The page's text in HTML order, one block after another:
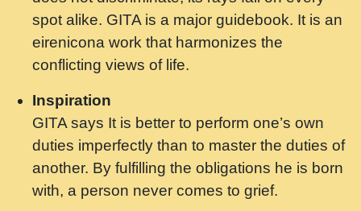
मन अशांत मंत्र जाप - गीता प्रेरणा -Swami
Gyananand Ji Maharaj.mp3
मन बध लय परम वल कगन Special Shyam
Saawariya.mp3
मर गनय न अपरध लडडल शर रध.... Shri
ravinandan shastri ji maharaj.mp3
मेरे मन हरी का ध्यान लगा - भजन भाव - 2018 -
Rishikesh - Swami Gyananand Ji
spot alike. GITA is a major guidebook. It is an
eirenicona work that harmonizes the
conflicting views of life.
Inspiration
GITA says It is better to perform one’s own
duties imperfectly than to master the duties of
another. By fulfilling the obligations he is born
with, a person never comes to grief.